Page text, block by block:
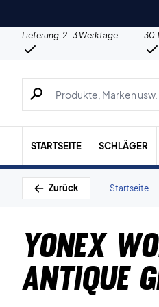
Lieferung: 2-3 Werktage 30
Suche nach Produkten,
STARTSEITE SCHLÄGER
Zurück Startseite
Yonex
Antique